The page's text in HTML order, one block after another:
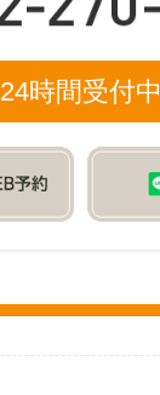
24時間受付中